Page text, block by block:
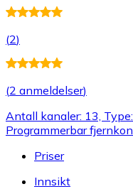
(2)
(2 anmeldelser)
Antall kanaler: 13,
Programmerbar
Priser
Innsikt